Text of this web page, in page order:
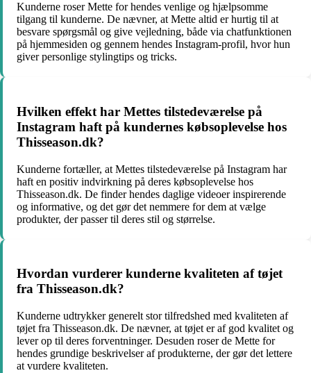
Kunderne roser Mette for hendes venlige og hjælpsomme
tilgang til kunderne. De nævner, at Mette altid er hurtig til at
besvare spørgsmål og give vejledning, både via chatfunktionen
på hjemmesiden og gennem hendes Instagram-profil, hvor hun
giver personlige stylingtips og tricks.
Hvilken effekt har Mettes tilstedeværelse på
Instagram haft på kundernes købsoplevelse hos
Thisseason.dk?
Kunderne fortæller, at Mettes tilstedeværelse på Instagram har
haft en positiv indvirkning på deres købsoplevelse hos
Thisseason.dk. De finder hendes daglige videoer inspirerende
og informative, og det gør det nemmere for dem at vælge
produkter, der passer til deres stil og størrelse.
Hvordan vurderer kunderne kvaliteten af tøjet
fra Thisseason.dk?
Kunderne udtrykker generelt stor tilfredshed med kvaliteten af
tøjet fra Thisseason.dk. De nævner, at tøjet er af god kvalitet og
lever op til deres forventninger. Desuden roser de Mette for
hendes grundige beskrivelser af produkterne, der gør det lettere
at vurdere kvaliteten.